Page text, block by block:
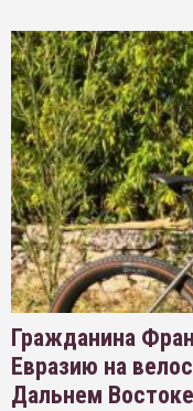
Гражданина
Евразию на
Дальнем Востоке